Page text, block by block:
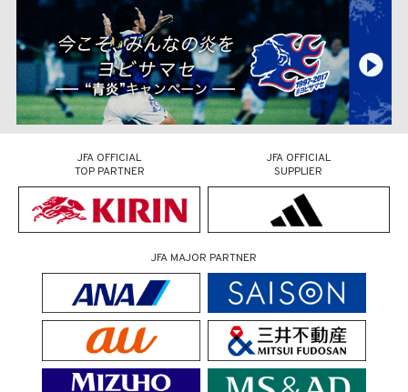
JFA OFFICIAL
TOP PARTNER
JFA OFFICIAL
SUPPLIER
JFA MAJOR PARTNER